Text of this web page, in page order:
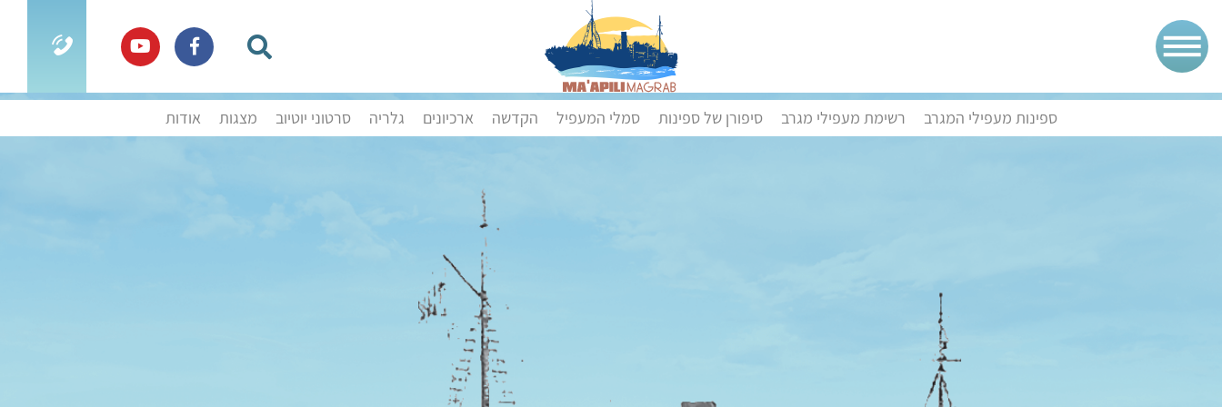
ספינות מעפילי המגרב רשימת מעפילי מגרב סיפורן של ספינות סמלי המעפיל הקדשה ארכיונים גלריה סרטוני יוטיוב מצגות אודות